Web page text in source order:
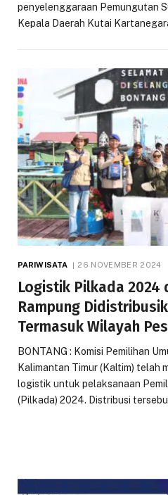
penyelenggaraan Pemungutan
Kepala Daerah Kutai
PARIWISATA 26 NOVEMBER 2024
Logistik Pilkada 2024
Rampung
Termasuk Wilayah
BONTANG : Komisi Pemilihan
Kalimantan Timur (Kaltim) telah
logistik untuk pelaksanaan
(Pilkada) 2024. Distribusi